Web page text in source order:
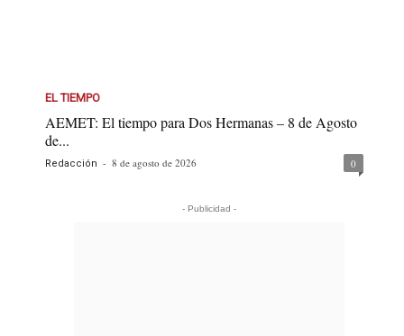
EL TIEMPO
AEMET: El tiempo para Dos Hermanas – 8 de Agosto
de...
Redacción - 8 de agosto de 2026 0
- Publicidad -